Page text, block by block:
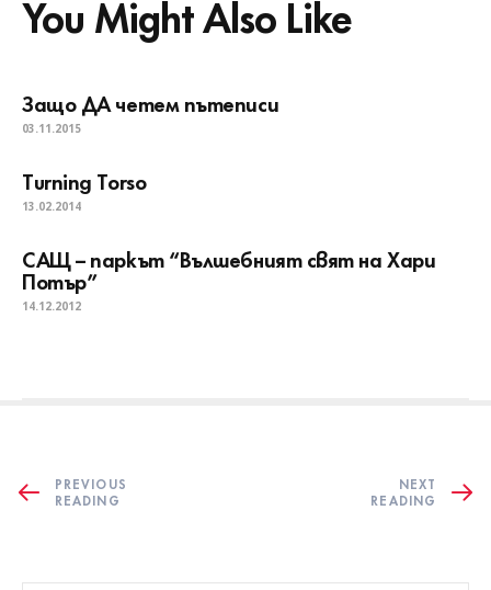
You Might Also Like
Защо ДА четем пътеписи
03.11.2015
Turning Torso
13.02.2014
САЩ – паркът “Вълшебният свят на Хари
Потър”
14.12.2012
PREVIOUS
READING
NEXT
READING